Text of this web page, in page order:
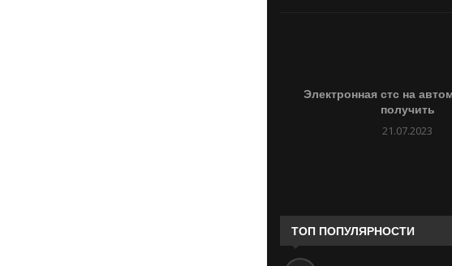
Электронная стс на
получить
21.07.2023
ТОП ПОПУЛЯРНОСТИ